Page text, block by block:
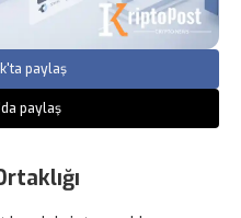
paylaş
paylaş